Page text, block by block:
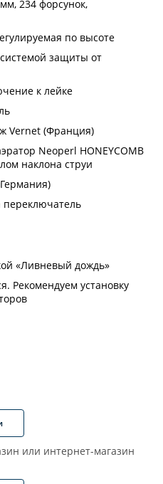
234 форсунок,
по высоте
защиты от
к лейке
Vernet (Франция)
Neoperl HONEYCOMB
наклона струи
«Ливневый дождь»
Рекомендуем установку
или интернет-магазин